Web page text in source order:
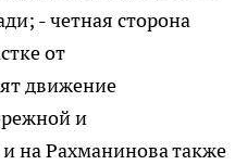
- четная сторона
от
движение
и
на Рахманинова также